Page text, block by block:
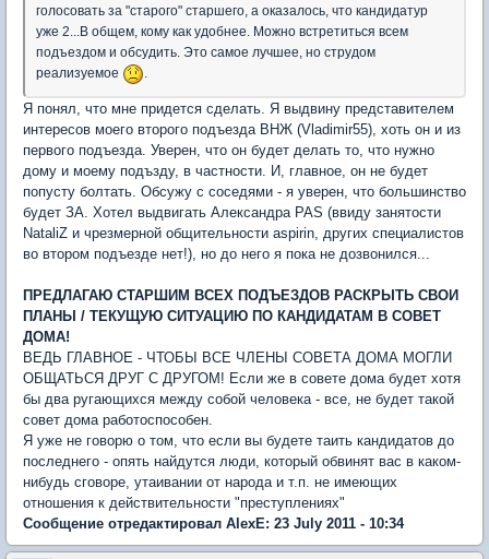
голосовать за "старого" старшего, а оказалось, что кандидатур
уже 2...В общем, кому как удобнее. Можно встретиться всем
подъездом и обсудить. Это самое лучшее, но струдом
реализуемое
.
Я понял, что мне придется сделать. Я выдвину представителем
интересов моего второго подъезда ВНЖ (Vladimir55), хоть он и из
первого подъезда. Уверен, что он будет делать то, что нужно
дому и моему подъзду, в частности. И, главное, он не будет
попусту болтать. Обсужу с соседями - я уверен, что большинство
будет ЗА. Хотел выдвигать Александра PAS (ввиду занятости
NataliZ и чрезмерной общительности aspirin, других специалистов
во втором подъезде нет!), но до него я пока не дозвонился...
ПРЕДЛАГАЮ СТАРШИМ ВСЕХ ПОДЪЕЗДОВ РАСКРЫТЬ СВОИ
ПЛАНЫ / ТЕКУЩУЮ СИТУАЦИЮ ПО КАНДИДАТАМ В СОВЕТ
ДОМА!
ВЕДЬ ГЛАВНОЕ - ЧТОБЫ ВСЕ ЧЛЕНЫ СОВЕТА ДОМА МОГЛИ
ОБЩАТЬСЯ ДРУГ С ДРУГОМ! Если же в совете дома будет хотя
бы два ругающихся между собой человека - все, не будет такой
совет дома работоспособен.
Я уже не говорю о том, что если вы будете таить кандидатов до
последнего - опять найдутся люди, который обвинят вас в каком-
нибудь сговоре, утаивании от народа и т.п. не имеющих
отношения к действительности "преступлениях"
Сообщение отредактировал AlexE: 23 July 2011 - 10:34